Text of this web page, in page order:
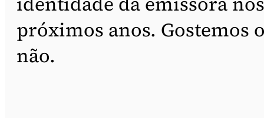
próximos anos. Gostemos
não.